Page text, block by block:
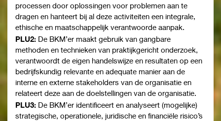
processen door oplossingen voor problemen aan te
dragen en hanteert bij al deze activiteiten een integrale,
ethische en maatschappelijk verantwoorde aanpak.
PLU2: De BKM’er maakt gebruik van gangbare
methoden en technieken van praktijkgericht onderzoek,
verantwoordt de eigen handelswijze en resultaten op een
bedrijfskundig relevante en adequate manier aan de
interne en externe stakeholders van de organisatie en
relateert deze aan de doelstellingen van de organisatie.
PLU3: De BKM’er identificeert en analyseert (mogelijke)
strategische, operationele, juridische en financiële risico’s